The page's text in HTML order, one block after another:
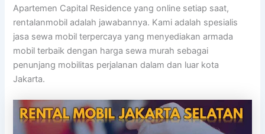
Apartemen Capital Residence yang online setiap saat,
rentalanmobil adalah jawabannya. Kami adalah spesialis
jasa sewa mobil terpercaya yang menyediakan armada
mobil terbaik dengan harga sewa murah sebagai
penunjang mobilitas perjalanan dalam dan luar kota
Jakarta.